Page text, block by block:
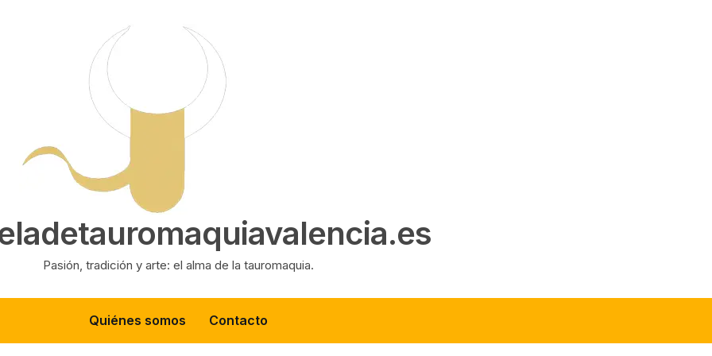
Pasión, tradición y arte: el alma de la tauromaquia.
Quiénes somos Contacto